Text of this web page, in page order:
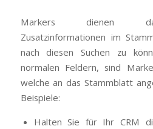
Markers dienen
Zusatzinformationen im
nach diesen Suchen zu
normalen Feldern, sind
welche an das Stammblatt
Beispiele:
Halten Sie für Ihr CRM